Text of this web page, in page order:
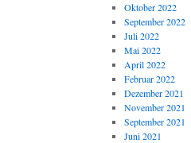
Oktober 2022
September 2022
Juli 2022
Mai 2022
April 2022
Februar 2022
Dezember 2021
November 2021
September 2021
Juni 2021